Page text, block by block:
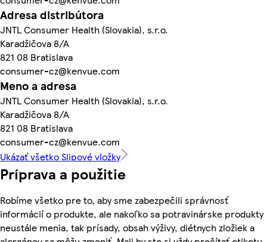
Adresa distribútora
JNTL Consumer Health (Slovakia), s.r.o.
Karadžičova 8/A
821 08 Bratislava
consumer-cz@kenvue.com
Meno a adresa
JNTL Consumer Health (Slovakia), s.r.o.
Karadžičova 8/A
821 08 Bratislava
consumer-cz@kenvue.com
Ukázať všetko Slipové vložky
Príprava a použitie
Robíme všetko pre to, aby sme zabezpečili správnosť
informácií o produkte, ale nakoľko sa potravinárske produkty
neustále menia, tak prísady, obsah výživy, diétnych zložiek a